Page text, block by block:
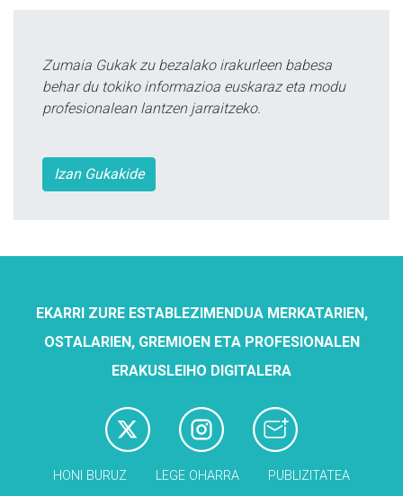
Zumaia Gukak zu bezalako irakurleen babesa
behar du tokiko informazioa euskaraz eta modu
profesionalean lantzen jarraitzeko.
Izan Gukakide
EKARRI ZURE ESTABLEZIMENDUA MERKATARIEN,
OSTALARIEN, GREMIOEN ETA PROFESIONALEN
ERAKUSLEIHO DIGITALERA
HONI BURUZ LEGE OHARRA PUBLIZITATEA